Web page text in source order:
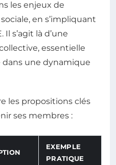
les enjeux de
en s’impliquant
s’agit là d’une
essentielle
dans une dynamique
les propositions clés
ses membres :
EXEMPLE
PRATIQUE